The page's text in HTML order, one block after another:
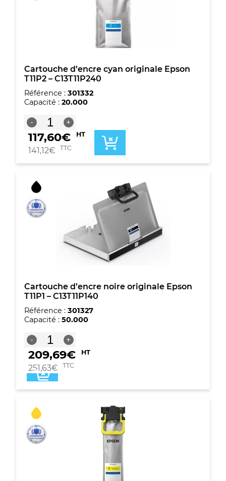
Cartouche d’encre cyan originale Epson
T11P2 – C13T11P240
Référence : 301332
Capacité : 20.000
-
quantité
de
Cartouche
d'encre
cyan
originale
T11P2
-
C13T11P240
+
117,60€ HT
141,12€ TTC
Cartouche d’encre noire originale Epson
T11P1 – C13T11P140
Référence : 301327
Capacité : 50.000
-
quantité
de
Cartouche
d'encre
noire
-
C13T11P140
+
209,69€ HT
251,63€ TTC